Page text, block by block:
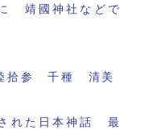
靖國神社などで
拾参 千種 清美
れた日本神話 最